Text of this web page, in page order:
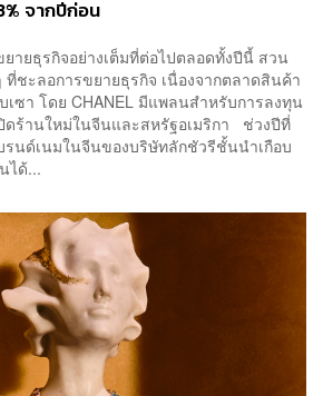
จากปีก่อน
ายธุรกิจอย่างเต็มที่ต่อไปตลอดทั้งปีนี้ สวน
ชะลอการขยายธุรกิจ เนื่องจากตลาดสินค้า
เซา โดย CHANEL มีแพลนสำหรับการลงทุน
ดร้านใหม่ในจีนและสหรัฐอเมริกา ช่วงปีที่
นด์เนมในจีนของบริษัทลักชัวรีชั้นนำเกือบ
ได้...